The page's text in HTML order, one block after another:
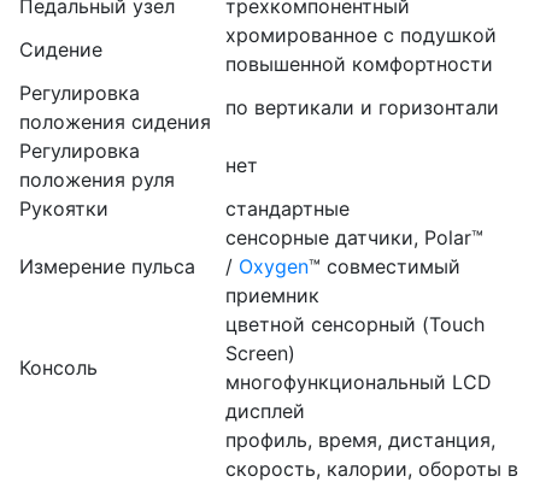
Педальный узел
трехкомпонентный
Сидение
хромированное с подушкой
повышенной комфортности
Регулировка
положения сидения
по вертикали и горизонтали
Регулировка
положения руля
нет
Рукоятки
стандартные
Измерение пульса
сенсорные датчики, Polar™
/ Oxygen™ совместимый
приемник
Консоль
цветной сенсорный (Touch
Screen)
многофункциональный LCD
дисплей
профиль, время, дистанция,
скорость, калории, обороты в